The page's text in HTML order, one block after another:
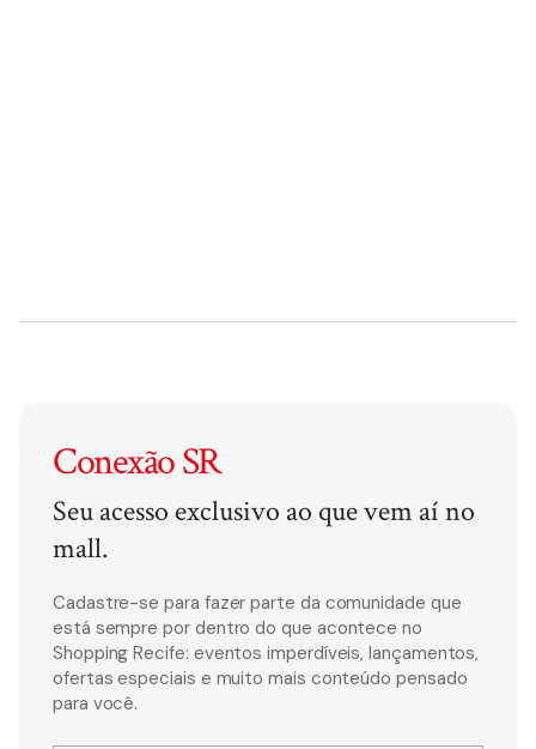
Conexão SR
Seu acesso exclusivo ao que vem aí no
mall.
Cadastre-se para fazer parte da comunidade que
está sempre por dentro do que acontece no
Shopping Recife: eventos imperdíveis, lançamentos,
ofertas especiais e muito mais conteúdo pensado
para você.